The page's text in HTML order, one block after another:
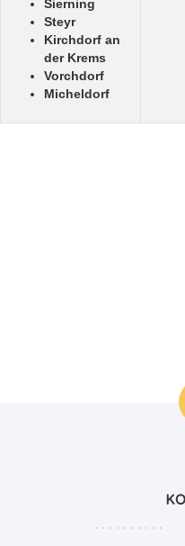
Sierning
Steyr
Kirchdorf an
der Krems
Vorchdorf
Micheldorf